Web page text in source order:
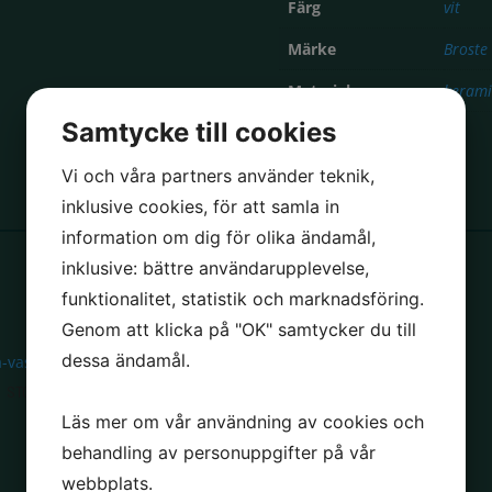
Färg
vit
Märke
Broste
Material
LIKNANDE PRODUKTER
Samtycke till cookies
Vi och våra partners använder teknik,
inklusive cookies, för att samla in
information om dig för olika ändamål,
inklusive: bättre användarupplevelse,
funktionalitet, statistik och marknadsföring.
Genom att klicka på "OK" samtycker du till
dessa ändamål.
Läs mer om vår användning av cookies och
behandling av personuppgifter på vår
webbplats.